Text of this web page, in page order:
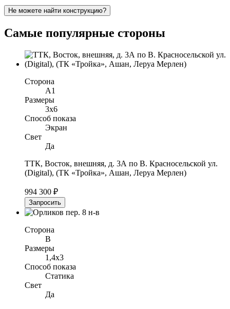
Не можете найти конструкцию?
Самые популярные стороны
Сторона
A1
Размеры
3x6
Способ показа
Экран
Свет
Да
ТТК, Восток, внешняя, д. 3А по В. Красносельской ул.
(Digital), (ТК «Тройка», Ашан, Леруа Мерлен)
994 300 ₽
Запросить
Сторона
B
Размеры
1,4x3
Способ показа
Статика
Свет
Да